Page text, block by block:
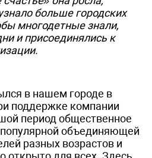
больше городских
многодетные знали,
и присоединялись к
в нашем городе в
поддержке компании
период общественное
популярной объединяющей
разных возрастов и